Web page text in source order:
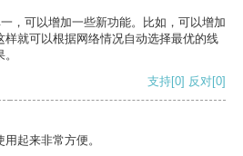
，可以增加一些新功能。比如，可以增加
就可以根据网络情况自动选择最优的线
支持[0] 反对[0]
起来非常方便。